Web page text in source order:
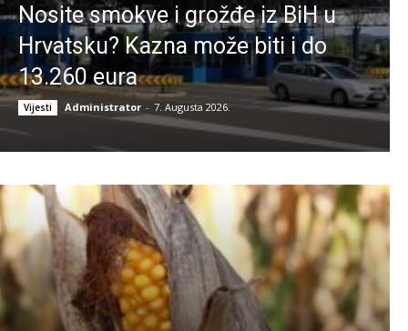
Nosite smokve i grožđe iz BiH u
Hrvatsku? Kazna može biti i do
13.260 eura
Vijesti Administrator - 7. Augusta 2026.